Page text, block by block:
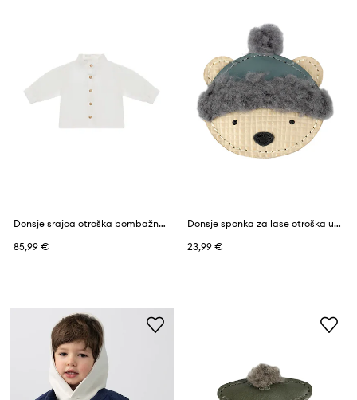
Donsje srajca otroška bombažna Fini Blouse
85,99 €
Donsje sponka za lase otroška usnjena Stanzen Clip Polar Bear
23,99 €